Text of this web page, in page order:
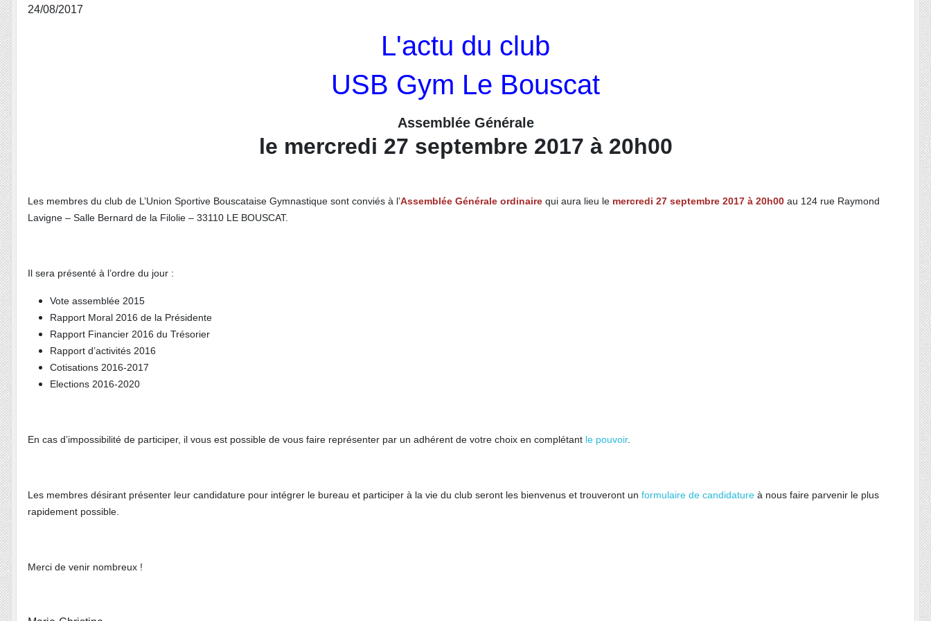
24/08/2017
L'actu du club
USB Gym Le Bouscat
Assemblée Générale
le mercredi 27 septembre 2017 à 20h00
Les membres du club de L’Union Sportive Bouscataise Gymnastique sont conviés à l’Assemblée Générale ordinaire qui aura lieu le mercredi 27 septembre 2017 à 20h00 au 124 rue Raymond
Lavigne – Salle Bernard de la Filolie – 33110 LE BOUSCAT.
Il sera présenté à l’ordre du jour :
Vote assemblée 2015
Rapport Moral 2016 de la Présidente
Rapport Financier 2016 du Trésorier
Rapport d’activités 2016
Cotisations 2016-2017
Elections 2016-2020
En cas d’impossibilité de participer, il vous est possible de vous faire représenter par un adhérent de votre choix en complétant le pouvoir.
Les membres désirant présenter leur candidature pour intégrer le bureau et participer à la vie du club seront les bienvenus et trouveront un formulaire de candidature à nous faire parvenir le plus
rapidement possible.
Merci de venir nombreux !